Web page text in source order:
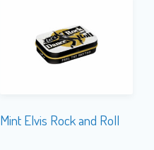
Mint Elvis Rock and Roll